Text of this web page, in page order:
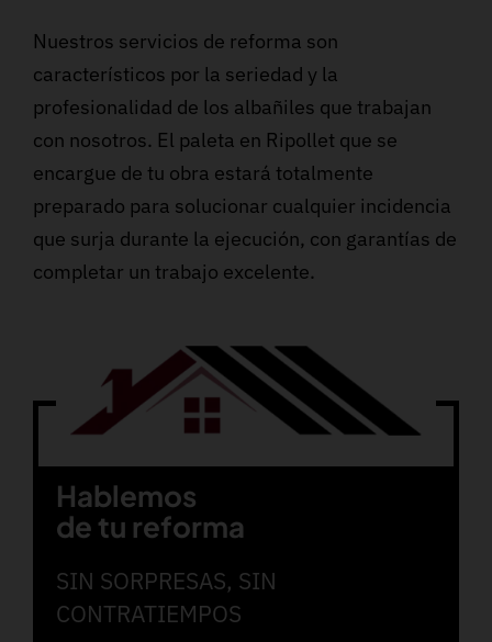
Nuestros servicios de reforma son
característicos por la seriedad y la
profesionalidad de los albañiles que trabajan
con nosotros. El paleta en Ripollet que se
encargue de tu obra estará totalmente
preparado para solucionar cualquier incidencia
que surja durante la ejecución, con garantías de
completar un trabajo excelente.
Hablemos
de tu reforma
SIN SORPRESAS, SIN
CONTRATIEMPOS